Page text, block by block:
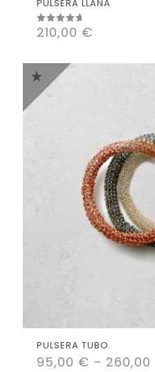
PULSERA LLANA
Valorado
con
210,00 €
PULSERA TUBO
95,00 € – 260,00